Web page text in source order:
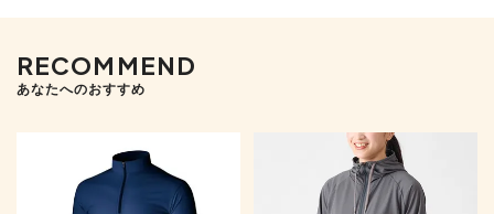
RECOMMEND
あなたへのおすすめ